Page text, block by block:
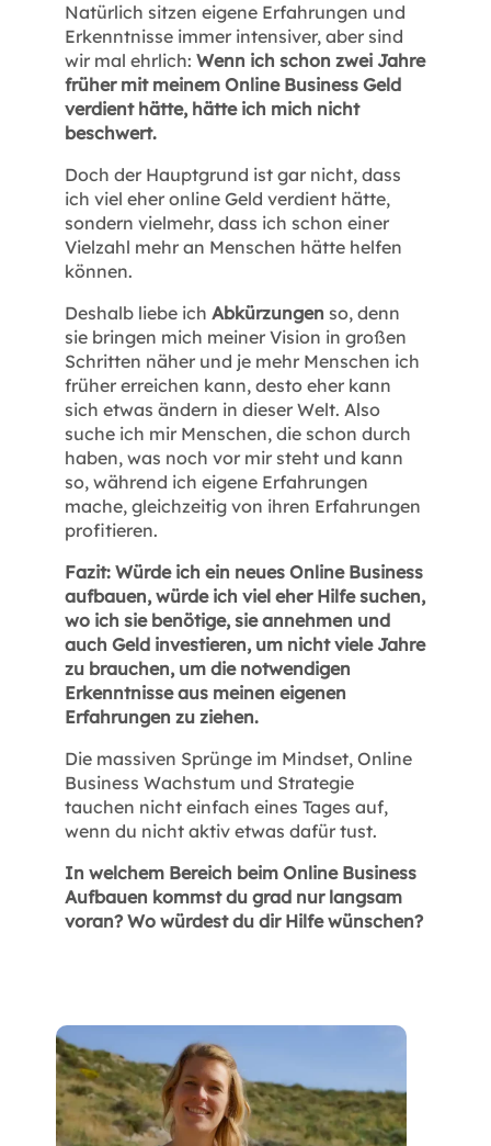
Natürlich sitzen eigene Erfahrungen und
Erkenntnisse immer intensiver, aber sind
wir mal ehrlich:Wenn ich schon zwei Jahre
früher mit meinem Online Business Geld
verdient hätte, hätte ich mich nicht
beschwert.
Doch der Hauptgrund ist gar nicht, dass
ich viel eher online Geld verdient hätte,
sondern vielmehr, dass ich schon einer
Vielzahl mehr an Menschen hätte helfen
können.
Deshalb liebe ichAbkürzungen so, denn
sie bringen mich meiner Vision in großen
Schritten näher und je mehr Menschen ich
früher erreichen kann, desto eher kann
sich etwas ändern in dieser Welt. Also
suche ich mir Menschen, die schon durch
haben, was noch vor mir steht und kann
so, während ich eigene Erfahrungen
mache, gleichzeitig von ihren Erfahrungen
profitieren.
Fazit: Würde ich ein neues Online Business
aufbauen, würde ich viel eher Hilfe suchen,
wo ich sie benötige, sie annehmen und
auch Geld investieren, um nicht viele Jahre
zu brauchen, um die notwendigen
Erkenntnisse aus meinen eigenen
Erfahrungen zu ziehen.
Die massiven Sprünge im Mindset, Online
Business Wachstum und Strategie
tauchen nicht einfach eines Tages auf,
wenn du nicht aktiv etwas dafür tust.
In welchem Bereich beim Online Business
Aufbauen kommst du grad nur langsam
voran? Wo würdest du dir Hilfe wünschen?